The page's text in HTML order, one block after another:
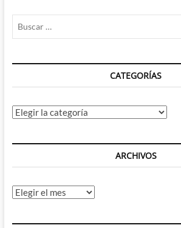
CATEGORÍAS
Categorías
ARCHIVOS
Archivos